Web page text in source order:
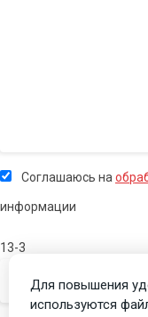
Соглашаюсь на
информации
13-3
Для повышения
используются